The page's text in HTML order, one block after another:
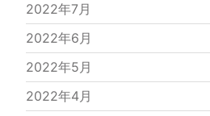
2022年7月
2022年6月
2022年5月
2022年4月